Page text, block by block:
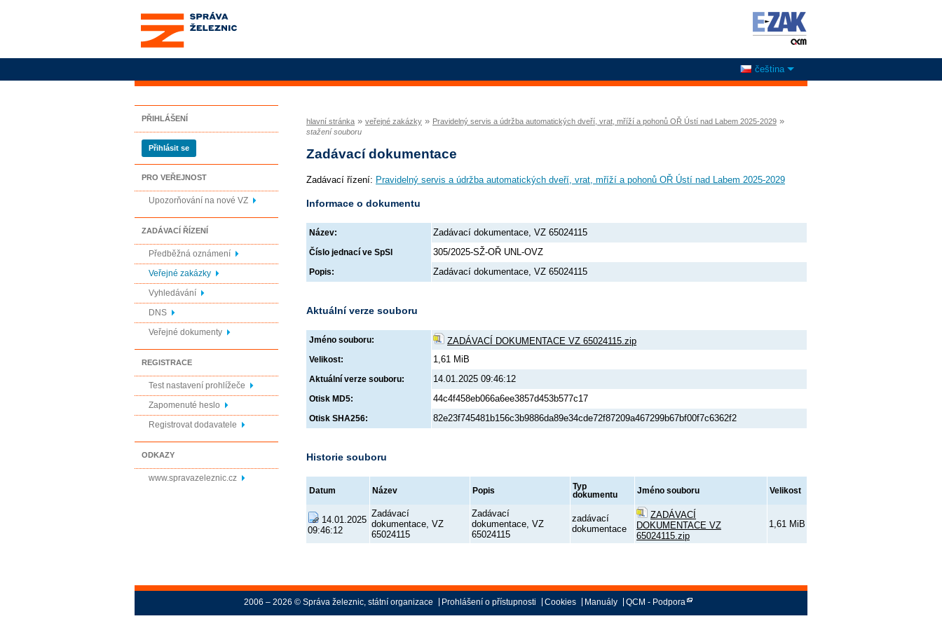
Správa železnic, státní
organizace
čeština
PŘIHLÁŠENÍ
Přihlásit se
PRO VEŘEJNOST
Upozorňování na nové VZ
ZADÁVACÍ ŘÍZENÍ
Předběžná oznámení
Veřejné zakázky
Vyhledávání
DNS
Veřejné dokumenty
REGISTRACE
Test nastavení prohlížeče
Zapomenuté heslo
Registrovat dodavatele
ODKAZY
www.spravazeleznic.cz
hlavní stránka » veřejné zakázky » Pravidelný servis a údržba automatických dveří, vrat, mříží a pohonů OŘ Ústí nad Labem 2025-2029 »
stažení souboru
Zadávací dokumentace
Zadávací řízení: Pravidelný servis a údržba automatických dveří, vrat, mříží a pohonů OŘ Ústí nad Labem 2025-2029
Informace o dokumentu
Název: Zadávací dokumentace, VZ 65024115
Číslo jednací ve SpSl 305/2025-SŽ-OŘ UNL-OVZ
Popis: Zadávací dokumentace, VZ 65024115
Aktuální verze souboru
Jméno souboru: ZADÁVACÍ DOKUMENTACE VZ 65024115.zip
Velikost: 1,61 MiB
Aktuální verze souboru: 14.01.2025 09:46:12
Otisk MD5: 44c4f458eb066a6ee3857d453b577c17
Otisk SHA256: 82e23f745481b156c3b9886da89e34cde72f87209a467299b67bf00f7c6362f2
Historie souboru
Datum Název Popis
Typ
dokumentu
Jméno souboru Velikost
14.01.2025
09:46:12
Zadávací
dokumentace, VZ
65024115
Zadávací
dokumentace, VZ
65024115
zadávací
dokumentace
ZADÁVACÍ
DOKUMENTACE VZ
65024115.zip
1,61 MiB
2006 – 2026 © Správa železnic, státní organizace Prohlášení o přístupnosti Cookies Manuály QCM - Podpora